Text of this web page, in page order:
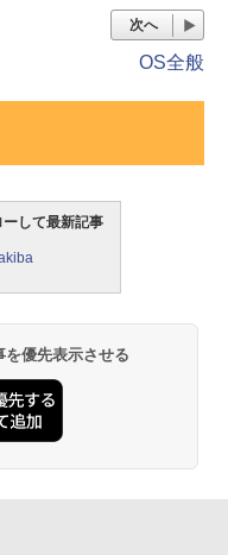
次へ
OS全般
して最新記事
優先表示させる